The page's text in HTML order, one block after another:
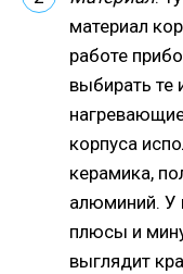
материал
работе
выбирать те
корпуса
керамика,
алюминий. У
плюсы и
выглядит